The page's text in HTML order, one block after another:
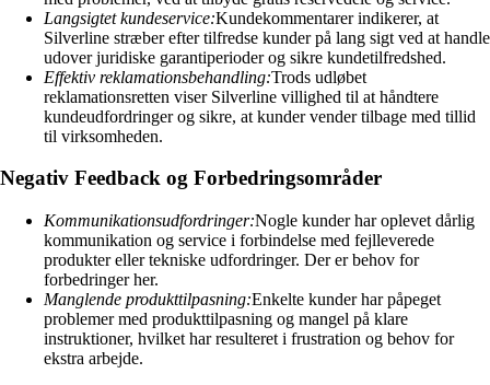
Langsigtet kundeservice:Kundekommentarer indikerer, at
Silverline stræber efter tilfredse kunder på lang sigt ved at handle
udover juridiske garantiperioder og sikre kundetilfredshed.
Effektiv reklamationsbehandling:Trods udløbet
reklamationsretten viser Silverline villighed til at håndtere
kundeudfordringer og sikre, at kunder vender tilbage med tillid
til virksomheden.
Negativ Feedback og Forbedringsområder
Kommunikationsudfordringer:Nogle kunder har oplevet dårlig
kommunikation og service i forbindelse med fejlleverede
produkter eller tekniske udfordringer. Der er behov for
forbedringer her.
Manglende produkttilpasning:Enkelte kunder har påpeget
problemer med produkttilpasning og mangel på klare
instruktioner, hvilket har resulteret i frustration og behov for
ekstra arbejde.